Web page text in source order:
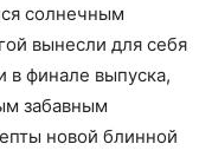
солнечным
вынесли для себя
в финале выпуска,
забавным
новой блинной